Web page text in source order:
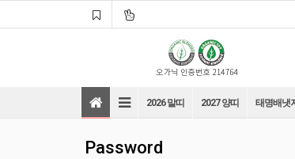
2026 말띠 2027 양띠 태명배냇
Password